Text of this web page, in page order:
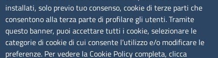
Bandi di gara
Bilanci
Concorsi e selezioni
Procedimenti
installati, solo previo tuo consenso, cookie di terze parti che
consentono alla terza parte di profilare gli utenti. Tramite
questo banner, puoi accettare tutti i cookie, selezionare le
categorie di cookie di cui consente l’utilizzo e/o modificare le
preferenze. Per vedere la Cookie Policy completa, clicca